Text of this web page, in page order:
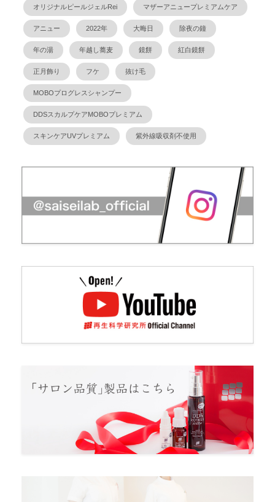
オリジナルピールジェルRei マザーアニュープレミアムケア
アニュー 2022年 大晦日 除夜の鐘
年の湯 年越し蕎麦 鏡餅 紅白鏡餅
正月飾り フケ 抜け毛
MOBOプログレスシャンプー
DDSスカルプケアMOBOプレミアム
スキンケアUVプレミアム 紫外線吸収剤不使用